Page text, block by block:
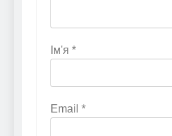
Ім'я *
Email *